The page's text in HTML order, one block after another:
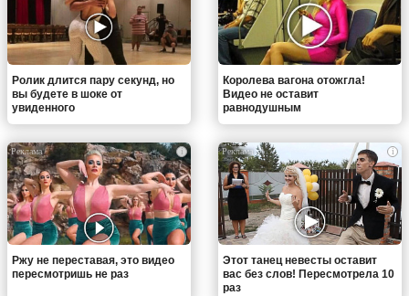
Ролик длится пару секунд, но
вы будете в шоке от
увиденного
Королева вагона отожгла!
Видео не оставит
равнодушным
i
Ржу не переставая, это видео
пересмотришь не раз
i
Этот танец невесты оставит
вас без слов! Пересмотрела 10
раз